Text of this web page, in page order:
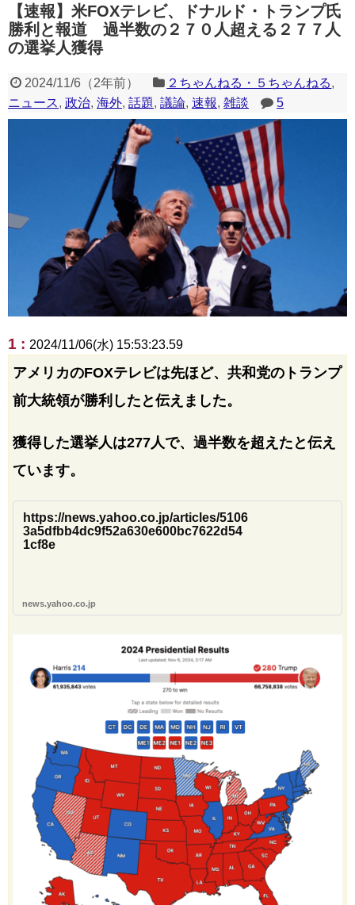
一部のコンテンツが表示されなくなったり、サイト全体のレイアウトが崩れ
たりする場合があります。
【速報】米FOXテレビ、ドナルド・トランプ氏
勝利と報道 過半数の２７０人超える２７７人
の選挙人獲得
2024/11/6（2年前） ２ちゃんねる・５ちゃんねる,
ニュース, 政治, 海外, 話題, 議論, 速報, 雑談 5
1 : 2024/11/06(水) 15:53:23.59
アメリカのFOXテレビは先ほど、共和党のトランプ
前大統領が勝利したと伝えました。
獲得した選挙人は277人で、過半数を超えたと伝え
ています。
https://news.yahoo.co.jp/articles/5106
3a5dfbb4dc9f52a630e600bc7622d54
1cf8e
news.yahoo.co.jp